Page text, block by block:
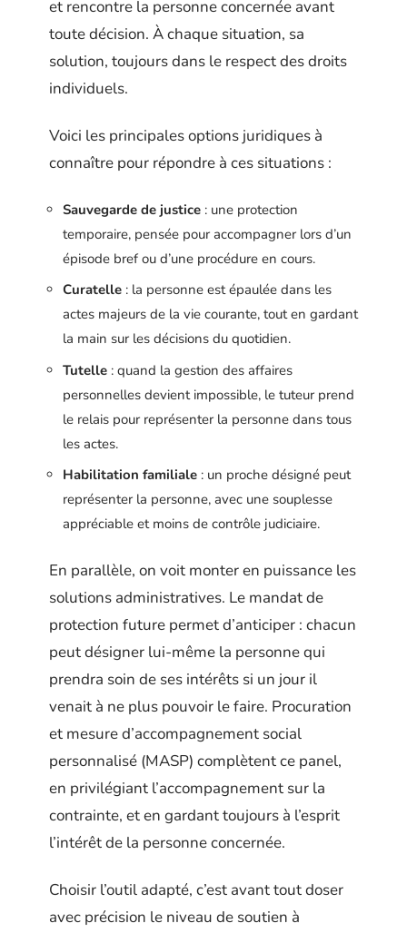
et rencontre la personne concernée avant
toute décision. À chaque situation, sa
solution, toujours dans le respect des droits
individuels.
Voici les principales options juridiques à
connaître pour répondre à ces situations :
Sauvegarde de justice : une protection
temporaire, pensée pour accompagner lors d’un
épisode bref ou d’une procédure en cours.
Curatelle : la personne est épaulée dans les
actes majeurs de la vie courante, tout en gardant
la main sur les décisions du quotidien.
Tutelle : quand la gestion des affaires
personnelles devient impossible, le tuteur prend
le relais pour représenter la personne dans tous
les actes.
Habilitation familiale : un proche désigné peut
représenter la personne, avec une souplesse
appréciable et moins de contrôle judiciaire.
En parallèle, on voit monter en puissance les
solutions administratives. Le mandat de
protection future permet d’anticiper : chacun
peut désigner lui-même la personne qui
prendra soin de ses intérêts si un jour il
venait à ne plus pouvoir le faire. Procuration
et mesure d’accompagnement social
personnalisé (MASP) complètent ce panel,
en privilégiant l’accompagnement sur la
contrainte, et en gardant toujours à l’esprit
l’intérêt de la personne concernée.
Choisir l’outil adapté, c’est avant tout doser
avec précision le niveau de soutien à